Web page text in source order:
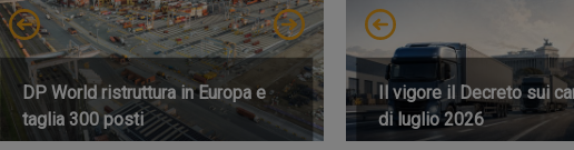
DP World ristruttura in Europa e
taglia 300 posti
Il vigore il Decreto sui
di luglio 2026